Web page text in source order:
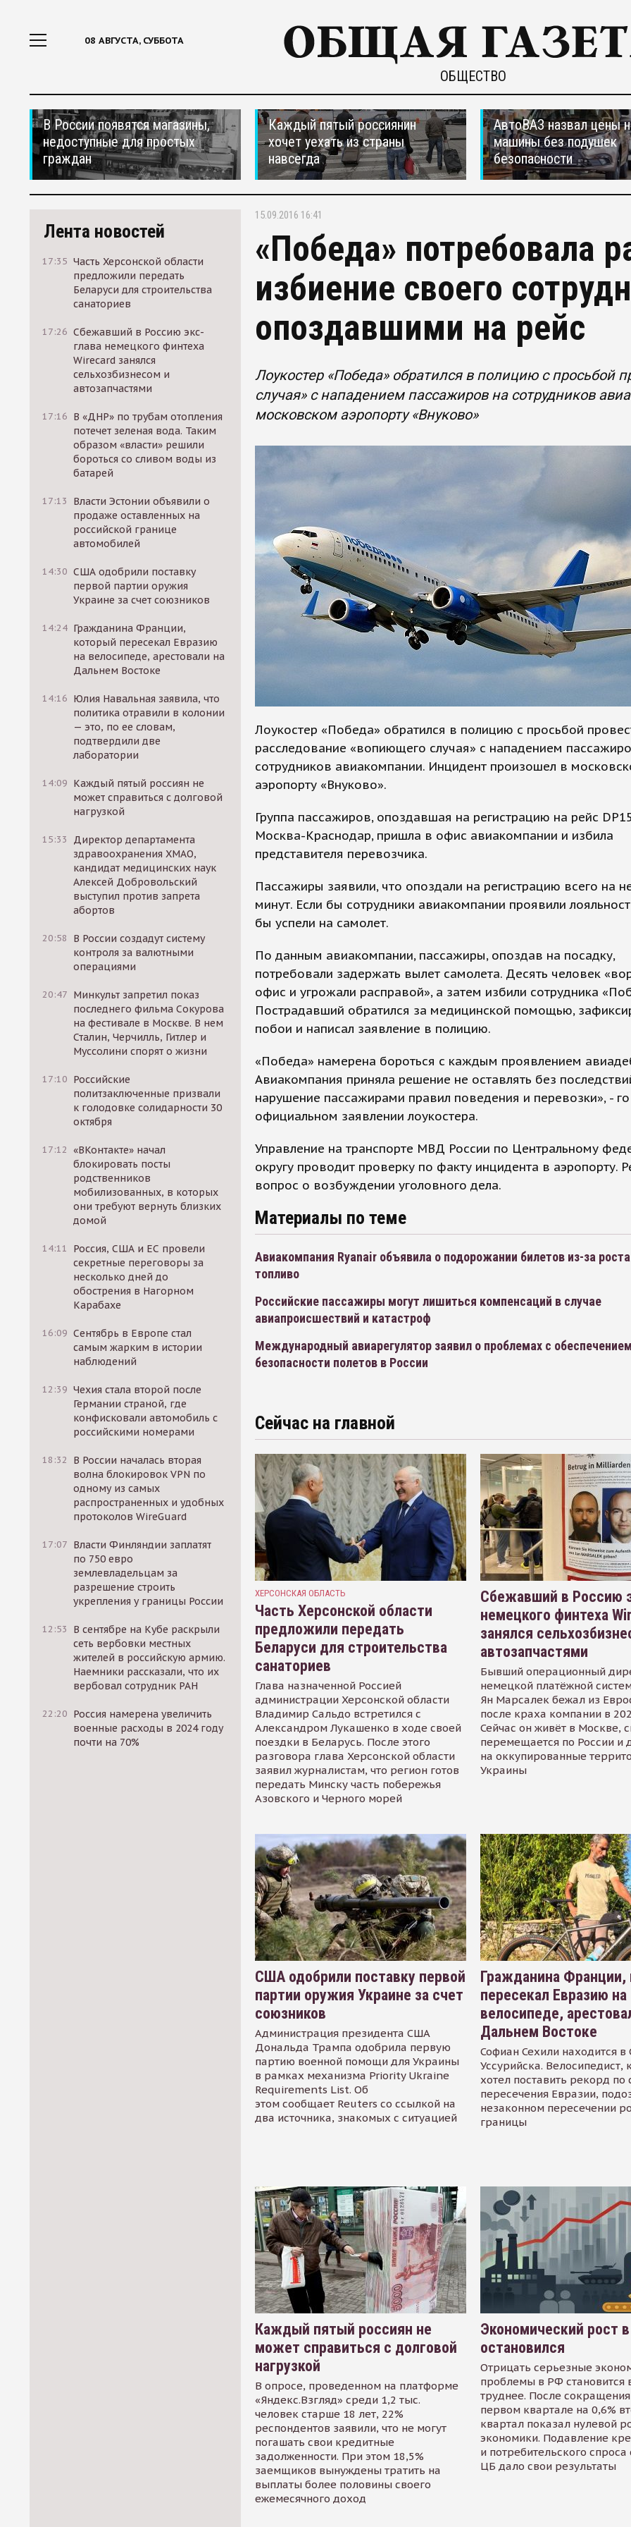
08 АВГУСТА, СУББОТА
ОБЩЕСТВО
В России появятся магазины,
недоступные для простых
граждан
Каждый пятый россиянин
хочет уехать из страны
навсегда
АвтоВАЗ назвал цены
машины без подушек
безопасности
Лента новостей
17:35 Часть Херсонской области
предложили передать
Беларуси для строительства
санаториев
17:26 Сбежавший в Россию экс-
глава немецкого финтеха
Wirecard занялся
сельхозбизнесом и
автозапчастями
17:16 В «ДНР» по трубам отопления
потечет зеленая вода. Таким
образом «власти» решили
бороться со сливом воды из
батарей
17:13
Власти Эстонии объявили о
продаже оставленных на
российской границе
автомобилей
14:30 США одобрили поставку
первой партии оружия
Украине за счет союзников
14:24 Гражданина Франции,
который пересекал Евразию
на велосипеде, арестовали на
Дальнем Востоке
14:16 Юлия Навальная заявила, что
политика отравили в колонии
— это, по ее словам,
подтвердили две
лаборатории
14:09 Каждый пятый россиян не
может справиться с долговой
нагрузкой
15:33
Директор департамента
здравоохранения ХМАО,
кандидат медицинских наук
Алексей Добровольский
выступил против запрета
абортов
20:58
В России создадут систему
контроля за валютными
операциями
20:47 Минкульт запретил показ
последнего фильма Сокурова
на фестивале в Москве. В нем
Сталин, Черчилль, Гитлер и
Муссолини спорят о жизни
17:10 Российские
политзаключенные призвали
к голодовке солидарности 30
октября
17:12 «ВКонтакте» начал
блокировать посты
родственников
мобилизованных, в которых
они требуют вернуть близких
домой
14:11
Россия, США и ЕС провели
секретные переговоры за
несколько дней до
обострения в Нагорном
Карабахе
16:09 Сентябрь в Европе стал
самым жарким в истории
наблюдений
12:39 Чехия стала второй после
Германии страной, где
конфисковали автомобиль с
российскими номерами
18:32
В России началась вторая
волна блокировок VPN по
одному из самых
распространенных и удобных
протоколов WireGuard
17:07 Власти Финляндии заплатят
по 750 евро
землевладельцам за
разрешение строить
укрепления у границы России
12:53
В сентябре на Кубе раскрыли
сеть вербовки местных
жителей в российскую армию.
Наемники рассказали, что их
вербовал сотрудник РАН
22:20 Россия намерена увеличить
военные расходы в 2024 году
почти на 70%
15.09.2016 16:41
«Победа» потребовала
избиение своего
опоздавшими на рейс
Лоукостер «Победа» обратился в полицию с просьбой
случая» с нападением пассажиров на сотрудников
московском аэропорту «Внуково»
Лоукостер «Победа» обратился в полицию с просьбой
расследование «вопиющего случая» с нападением
сотрудников авиакомпании. Инцидент произошел в
аэропорту «Внуково».
Группа пассажиров, опоздавшая на регистрацию на рейс
Москва-Краснодар, пришла в офис авиакомпании и избила
представителя перевозчика.
Пассажиры заявили, что опоздали на регистрацию всего на
минут. Если бы сотрудники авиакомпании проявили
бы успели на самолет.
По данным авиакомпании, пассажиры, опоздав на посадку,
потребовали задержать вылет самолета. Десять человек
офис и угрожали расправой», а затем избили сотрудника
Пострадавший обратился за медицинской помощью,
побои и написал заявление в полицию.
«Победа» намерена бороться с каждым проявлением
Авиакомпания приняла решение не оставлять без
нарушение пассажирами правил поведения и перевозки», -
официальном заявлении лоукостера.
Управление на транспорте МВД России по Центральному
округу проводит проверку по факту инцидента в аэропорту.
вопрос о возбуждении уголовного дела.
Материалы по теме
Авиакомпания Ryanair объявила о подорожании билетов из-за
топливо
Российские пассажиры могут лишиться компенсаций в случае
авиапроисшествий и катастроф
Международный авиарегулятор заявил о проблемах с
безопасности полетов в России
Сейчас на главной
ХЕРСОНСКАЯ ОБЛАСТЬ
Часть Херсонской области
предложили передать
Беларуси для строительства
санаториев
Глава назначенной Россией
администрации Херсонской области
Владимир Сальдо встретился с
Александром Лукашенко в ходе своей
поездки в Беларусь. После этого
разговора глава Херсонской области
заявил журналистам, что регион готов
передать Минску часть побережья
Азовского и Черного морей
Сбежавший в Россию
немецкого финтеха
занялся
автозапчастями
Бывший операционный
немецкой платёжной
Ян Марсалек бежал из
после краха компании в
Сейчас он живёт в Москве,
перемещается по России и
на оккупированные
Украины
США одобрили поставку первой
партии оружия Украине за счет
союзников
Администрация президента США
Дональда Трампа одобрила первую
партию военной помощи для Украины
в рамках механизма Priority Ukraine
Requirements List. Об
этом сообщает Reuters со ссылкой на
два источника, знакомых с ситуацией
Гражданина Франции,
пересекал Евразию на
велосипеде,
Дальнем Востоке
Софиан Сехили находится
Уссурийска. Велосипедист,
хотел поставить рекорд по
пересечения Евразии,
незаконном пересечении
границы
Каждый пятый россиян не
может справиться с долговой
нагрузкой
В опросе, проведенном на платформе
«Яндекс.Взгляд» среди 1,2 тыс.
человек старше 18 лет, 22%
респондентов заявили, что не могут
погашать свои кредитные
задолженности. При этом 18,5%
заемщиков вынуждены тратить на
выплаты более половины своего
ежемесячного доход
Экономический рост
остановился
Отрицать серьезные
проблемы в РФ становится
труднее. После
первом квартале на 0,6%
квартал показал нулевой
экономики. Подавление
и потребительского
ЦБ дало свои результаты